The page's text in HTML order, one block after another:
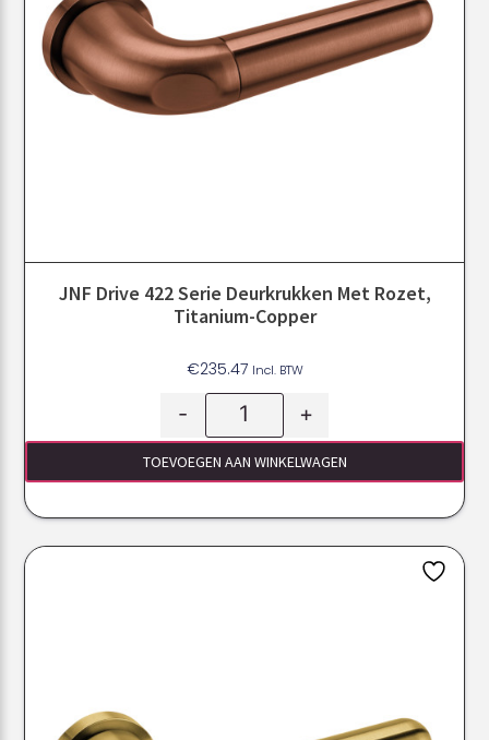
JNF Drive 422 Serie Deurkrukken Met Rozet,
Titanium-Copper
€235.47 Incl. BTW
- +
TOEVOEGEN AAN WINKELWAGEN